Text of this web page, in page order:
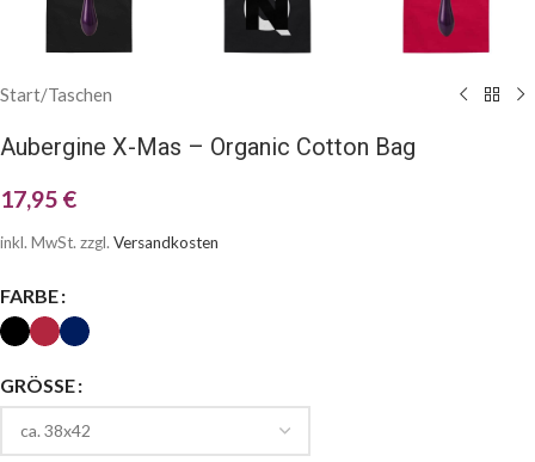
Start/Taschen
Aubergine X-Mas – Organic Cotton Bag
17,95 €
inkl. MwSt. zzgl. Versandkosten
FARBE
GRÖSSE